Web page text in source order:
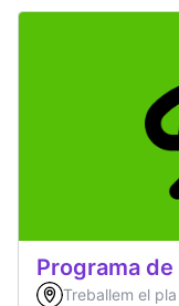
Programa
Treballem el